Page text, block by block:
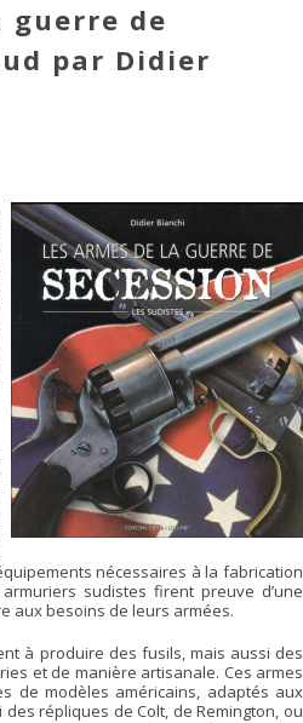
guerre de
par Didier
nécessaires à la fabrication
sudistes firent preuve d’une
aux besoins de leurs armées.
à produire des fusils, mais aussi des
et de manière artisanale. Ces armes
de modèles américains, adaptés aux
répliques de Colt, de Remington, ou